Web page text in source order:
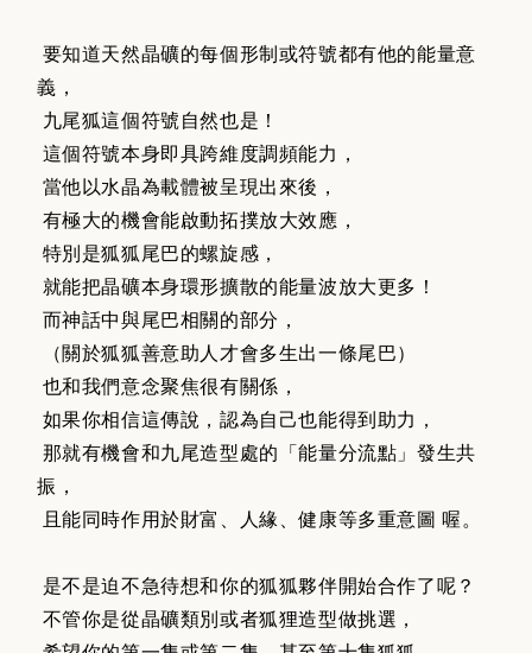
要知道天然晶礦的每個形制或符號都有他的能量意
義，
九尾狐這個符號自然也是！
這個符號本身即具跨維度調頻能力，
當他以水晶為載體被呈現出來後，
有極大的機會能啟動拓撲放大效應，
特別是狐狐尾巴的螺旋感，
就能把晶礦本身環形擴散的能量波放大更多！
而神話中與尾巴相關的部分，
（關於狐狐善意助人才會多生出一條尾巴）
也和我們意念聚焦很有關係，
如果你相信這傳說，認為自己也能得到助力，
那就有機會和九尾造型處的「能量分流點」發生共
振，
且能同時作用於財富、人緣、健康等多重意圖 喔。
是不是迫不急待想和你的狐狐夥伴開始合作了呢？
不管你是從晶礦類別或者狐狸造型做挑選，